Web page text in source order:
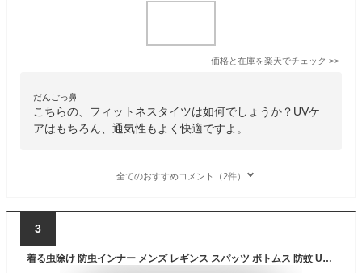
価格と在庫を楽天でチェック >>
だんごっ鼻
こちらの、フィットネスタイツは如何でしょうか？UVケ
アはもちろん、通気性もよく快適ですよ。
全てのおすすめコメント（2件）
3
着る虫除け 防虫インナー メンズ レギンス スパッツ ボトムス 防蚊 UV 日焼け対策 紫外線対策 キャンプ アウトドア フェス 海 プール 通勤 通学 釣り 接触冷感 吸水 速乾 国産 日本製 無地 ブランド プレゼント プチギフト 誕生日プレゼント 彼氏 父 息子 ギフト 記念日